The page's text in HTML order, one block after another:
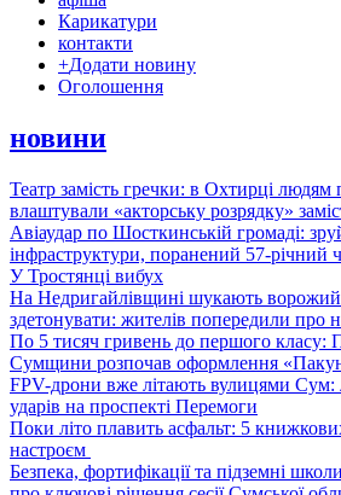
Карикатури
контакти
+Додати новину
Оголошення
новини
Театр замість гречки: в Охтирці людям
влаштували «акторську розрядку»
Авіаудар по Шосткинській громаді:
інфраструктури, поранений 57-річний
У Тростянці вибух
На Недригайлівщині шукають
здетонувати: жителів попередили про
По 5 тисяч гривень до першого класу:
Сумщини розпочав оформлення
FPV-дрони вже літають вулицями Сум:
ударів на проспекті Перемоги
Поки літо плавить асфальт: 5
настроєм
Безпека, фортифікації та підземні